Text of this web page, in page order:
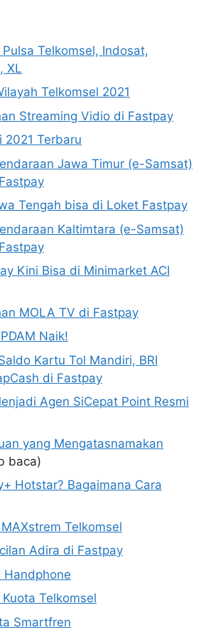
Telkomsel, Indosat,
XL
Telkomsel 2021
Streaming Vidio di Fastpay
2021 Terbaru
Jawa Timur (e-Samsat)
Tengah bisa di Loket Fastpay
Kaltimtara (e-Samsat)
Kini Bisa di Minimarket ACI
MOLA TV di Fastpay
Naik!
Kartu Tol Mandiri, BRI
di Fastpay
Agen SiCepat Point Resmi
yang Mengatasnamakan
baca)
Hotstar? Bagaimana Cara
Telkomsel
Adira di Fastpay
Handphone
Telkomsel
Smartfren